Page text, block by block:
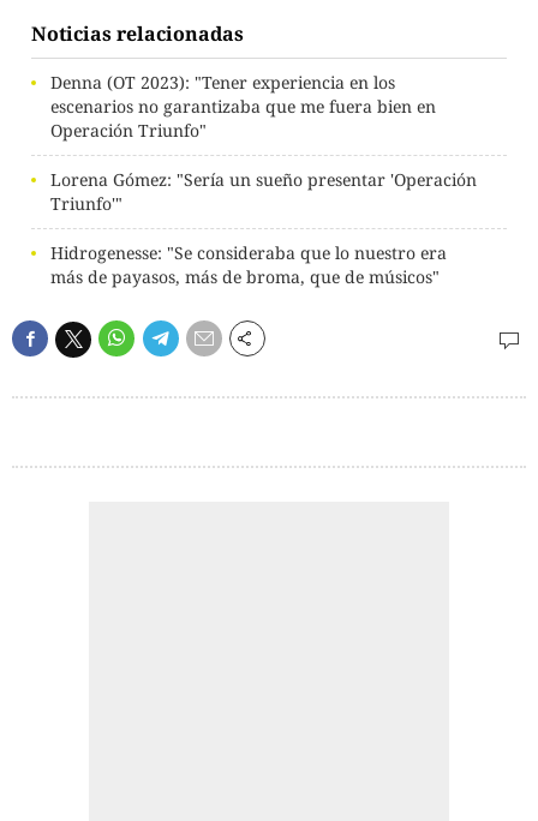
Noticias relacionadas
Denna (OT 2023): "Tener experiencia en los
escenarios no garantizaba que me fuera bien en
Operación Triunfo"
Lorena Gómez: "Sería un sueño presentar 'Operación
Triunfo'"
Hidrogenesse: "Se consideraba que lo nuestro era
más de payasos, más de broma, que de músicos"